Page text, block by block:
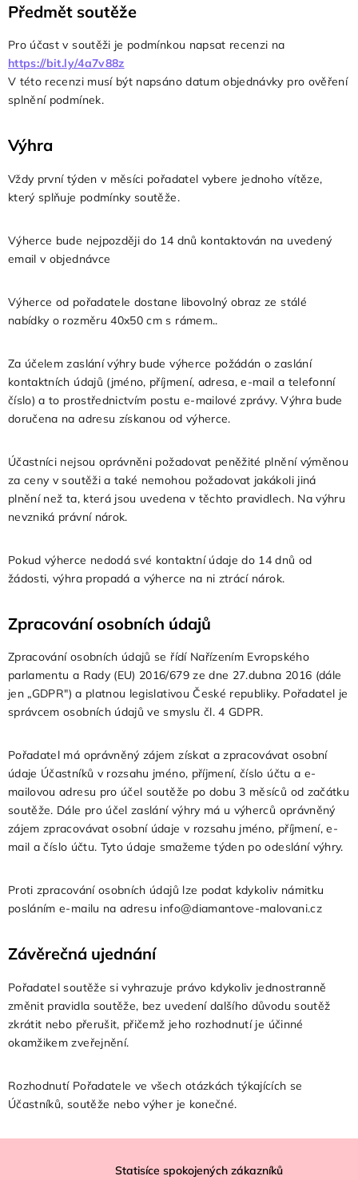
Předmět soutěže
Pro účast v soutěži je podmínkou napsat recenzi na
https://bit.ly/4a7v88z
V této recenzi musí být napsáno datum objednávky pro ověření
splnění podmínek.
Výhra
Vždy první týden v měsíci pořadatel vybere jednoho vítěze,
který splňuje podmínky soutěže.
Výherce bude nejpozději do 14 dnů kontaktován na uvedený
email v objednávce
Výherce od pořadatele dostane libovolný obraz ze stálé
nabídky o rozměru 40x50 cm s rámem..
Za účelem zaslání výhry bude výherce požádán o zaslání
kontaktních údajů (jméno, příjmení, adresa, e-mail a telefonní
číslo) a to prostřednictvím postu e-mailové zprávy. Výhra bude
doručena na adresu získanou od výherce.
Účastníci nejsou oprávněni požadovat peněžité plnění výměnou
za ceny v soutěži a také nemohou požadovat jakákoli jiná
plnění než ta, která jsou uvedena v těchto pravidlech. Na výhru
nevzniká právní nárok.
Pokud výherce nedodá své kontaktní údaje do 14 dnů od
žádosti, výhra propadá a výherce na ni ztrácí nárok.
Zpracování osobních údajů
Zpracování osobních údajů se řídí Nařízením Evropského
parlamentu a Rady (EU) 2016/679 ze dne 27.dubna 2016 (dále
jen „GDPR") a platnou legislativou České republiky. Pořadatel je
správcem osobních údajů ve smyslu čl. 4 GDPR.
Pořadatel má oprávněný zájem získat a zpracovávat osobní
údaje Účastníků v rozsahu jméno, příjmení, číslo účtu a e-
mailovou adresu pro účel soutěže po dobu 3 měsíců od začátku
soutěže. Dále pro účel zaslání výhry má u výherců oprávněný
zájem zpracovávat osobní údaje v rozsahu jméno, příjmení, e-
mail a číslo účtu. Tyto údaje smažeme týden po odeslání výhry.
Proti zpracování osobních údajů lze podat kdykoliv námitku
posláním e-mailu na adresu info@diamantove-malovani.cz
Závěrečná ujednání
Pořadatel soutěže si vyhrazuje právo kdykoliv jednostranně
změnit pravidla soutěže, bez uvedení dalšího důvodu soutěž
zkrátit nebo přerušit, přičemž jeho rozhodnutí je účinné
okamžikem zveřejnění.
Rozhodnutí Pořadatele ve všech otázkách týkajících se
Účastníků, soutěže nebo výher je konečné.
Statisíce spokojených zákazníků